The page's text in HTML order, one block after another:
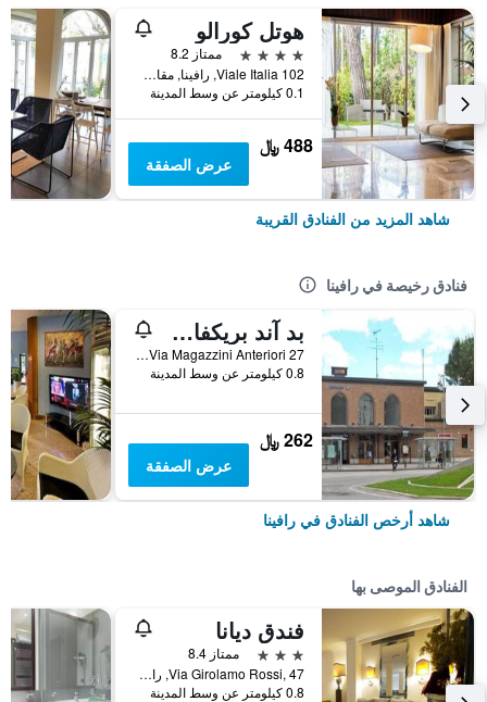
هوتل كورالو
4 نجوم
ممتاز 8.2
Viale Italia 102, رافينا, مقاطعة رافينا, إيطاليا
0.1 كيلومتر عن وسط المدينة
488 ﷼
عرض الصفقة
شاهد المزيد من الفنادق القريبة
فنادق رخيصة في رافينا
بد آند بريكفاست أل كانديانو
27 Via Magazzini Anteriori, رافينا, مقاطعة رافينا, إيطاليا
0.8 كيلومتر عن وسط المدينة
262 ﷼
عرض الصفقة
شاهد أرخص الفنادق في رافينا
الفنادق الموصى بها
فندق ديانا
3 نجوم
ممتاز 8.4
Via Girolamo Rossi, 47, رافينا, مقاطعة رافينا, إيطاليا
0.8 كيلومتر عن وسط المدينة